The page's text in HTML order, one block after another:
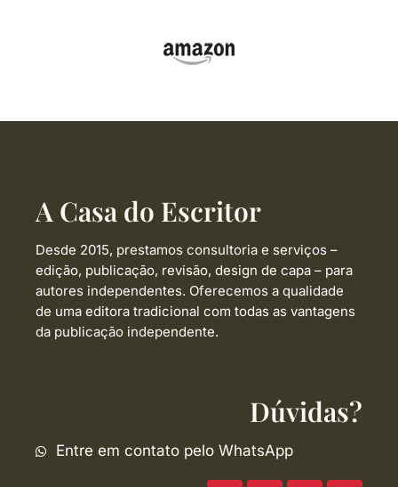
A Casa do Escritor
Desde 2015, prestamos consultoria e serviços –
edição, publicação, revisão, design de capa – para
autores independentes. Oferecemos a qualidade
de uma editora tradicional com todas as vantagens
da publicação independente.
Dúvidas?
Entre em contato pelo WhatsApp